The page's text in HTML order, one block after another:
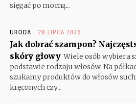
sięgać po mocną...
URODA 28 LIPCA 2026
Jak dobrać szampon?
skóry głowy Wiele osób wybiera
podstawie rodzaju włosów. Na
szukamy produktów do włosów
kręconych czy...